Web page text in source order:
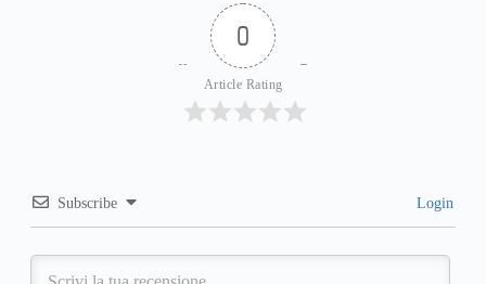
0
Article Rating
Subscribe Login